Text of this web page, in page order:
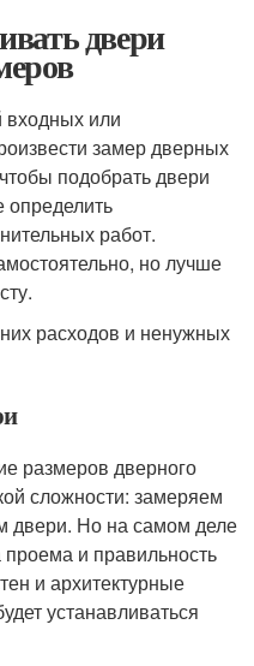
двери
входных или
замер дверных
подобрать двери
определить
работ.
но лучше
расходов и ненужных
размеров дверного
сложности: замеряем
двери. Но на самом деле
и правильность
и архитектурные
устанавливаться